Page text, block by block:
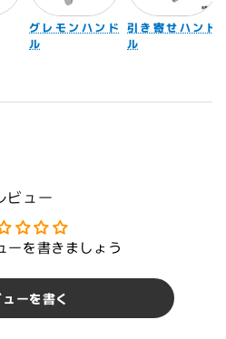
グレモンハンド
ル
引き寄せハンド
ル
ビュー
ーを書きましょう
ーを書く